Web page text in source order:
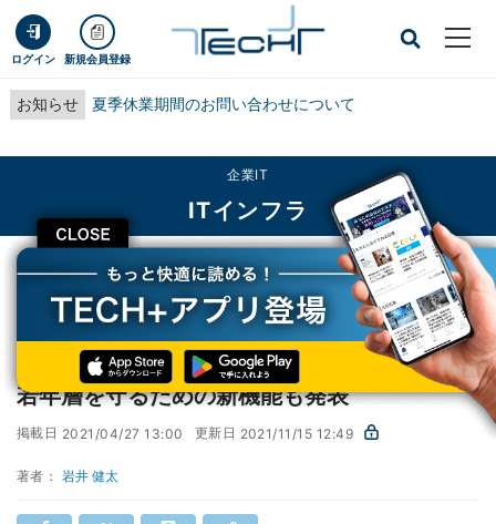
ログイン 新規会員登録
お知らせ 夏季休業期間のお問い合わせについて
CLOSE
企業IT
ITインフラ
TECH+ 企業IT
ITインフラ
Instagram×ヒトサラがレストラン予約機能 - 若年層を守るための新機能も発表
Instagram×ヒトサラがレストラン予約機能 -
若年層を守るための新機能も発表
掲載日 2021/04/27 13:00 更新日 2021/11/15 12:49
著者： 岩井 健太